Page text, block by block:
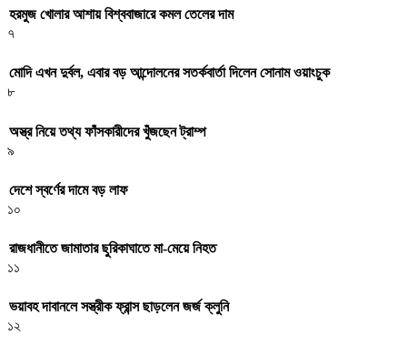
হরমুজ খোলার আশায় বিশ্ববাজারে কমল তেলের দাম
৭
মোদি এখন দুর্বল, এবার বড় আন্দোলনের সতর্কবার্তা দিলেন সোনাম ওয়াংচুক
৮
অস্ত্র নিয়ে তথ্য ফাঁসকারীদের খুঁজছেন ট্রাম্প
৯
দেশে স্বর্ণের দামে বড় লাফ
১০
রাজধানীতে জামাতার ছুরিকাঘাতে মা-মেয়ে নিহত
১১
ভয়াবহ দাবানলে সস্ত্রীক ফ্রান্স ছাড়লেন জর্জ ক্লুনি
১২